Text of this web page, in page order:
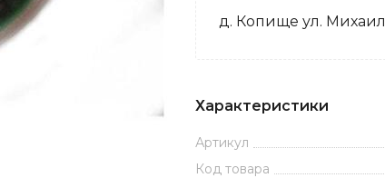
д. Копище ул.
Характеристики
Артикул
Код товара